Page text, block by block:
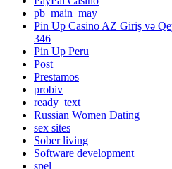
pb_main_may
Pin Up Casino AZ Giriş və
346
Pin Up Peru
Post
Prestamos
probiv
ready_text
Russian Women Dating
sex sites
Sober living
Software development
spel